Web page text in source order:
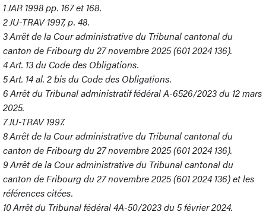
1JAR 1998 pp. 167 et 168.
2JU-TRAV 1997, p. 48.
3Arrêt de la Cour administrative du Tribunal cantonal du
canton de Fribourg du 27 novembre 2025 (601 2024 136).
4Art. 13 du Code des Obligations.
5Art. 14 al. 2 bis du Code des Obligations.
6Arrêt du Tribunal administratif fédéral A-6526/2023 du 12 mars
2025.
7JU-TRAV 1997.
8Arrêt de la Cour administrative du Tribunal cantonal du
canton de Fribourg du 27 novembre 2025 (601 2024 136).
9Arrêt de la Cour administrative du Tribunal cantonal du
canton de Fribourg du 27 novembre 2025 (601 2024 136) et les
références citées.
10Arrêt du Tribunal fédéral 4A-50/2023 du 5 février 2024.